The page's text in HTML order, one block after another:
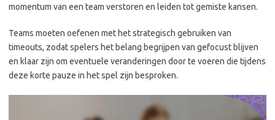
momentum van een team verstoren en leiden tot gemiste kansen.
Teams moeten oefenen met het strategisch gebruiken van
timeouts, zodat spelers het belang begrijpen van gefocust blijven
en klaar zijn om eventuele veranderingen door te voeren die tijdens
deze korte pauze in het spel zijn besproken.